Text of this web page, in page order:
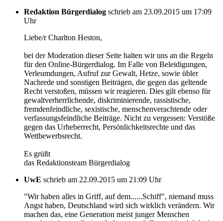
Redaktion Bürgerdialog schrieb am 23.09.2015 um 17:09
Uhr
Liebe/r Charlton Heston,
bei der Moderation dieser Seite halten wir uns an die Regeln
für den Online-Bürgerdialog. Im Falle von Beleidigungen,
Verleumdungen, Aufruf zur Gewalt, Hetze, sowie übler
Nachrede und sonstigen Beiträgen, die gegen das geltende
Recht verstoßen, müssen wir reagieren. Dies gilt ebenso für
gewaltverherrlichende, diskriminierende, rassistische,
fremdenfeindliche, sexistische, menschenverachtende oder
verfassungsfeindliche Beiträge. Nicht zu vergessen: Verstöße
gegen das Urheberrecht, Persönlichkeitsrechte und das
Wettbewerbsrecht.
Es grüßt
das Redaktionsteam Bürgerdialog
UwE schrieb am 22.09.2015 um 21:09 Uhr
"Wir haben alles in Griff, auf dem......Schiff", niemand muss
Angst haben, Deutschland wird sich wirklich verändern. Wir
machen das, eine Generation meist junger Menschen